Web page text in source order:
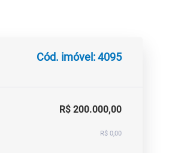
Cód. imóvel: 4095
R$ 200.000,00
R$ 0,00